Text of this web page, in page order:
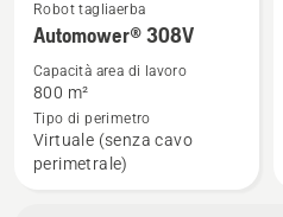
Vedi
maggiori
dettagli
su
Automower®
308V
Robot tagliaerba
Automower® 308V
Capacità area di lavoro
800 m²
Tipo di perimetro
Virtuale (senza cavo
perimetrale)